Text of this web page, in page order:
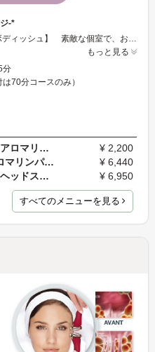
-*
アロマトリートメント専門サロン【ボディッシュ】 素敵な個室で、お客様にあわせたオリジナルのオイルマッサージ♪ 日々の疲れからリフレッシュできます☆
もっと見る
分
70分コースのみ）
★【大人気★追加オプション】アロマリンパ デコルテ…
¥ 2,200
【毎日でも通いたい♪】全身アロマリンパトリートメン…
¥ 6,440
【大人気セットコース】ドライヘッドスパ50分＆リフ…
¥ 6,950
すべてのメニューを見る